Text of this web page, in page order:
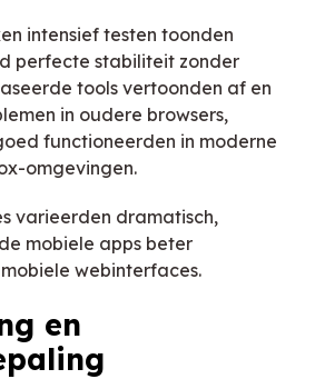
intensief testen toonden
perfecte stabiliteit zonder
tools vertoonden af en
in oudere browsers,
functioneerden in moderne
omgevingen.
varieerden dramatisch,
mobiele apps beter
webinterfaces.
en